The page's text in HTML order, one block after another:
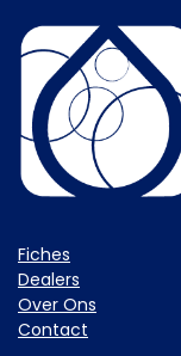
Fiche​s
Dealers
Over Ons
Contact